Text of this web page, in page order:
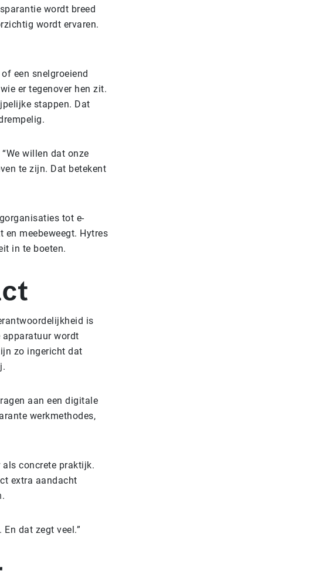
wordt breed
wordt ervaren.
een snelgroeiend
er tegenover hen zit.
stappen. Dat
willen dat onze
te zijn. Dat betekent
tot e-
en meebeweegt. Hytres
in te boeten.
is
apparatuur wordt
zo ingericht dat
aan een digitale
werkmethodes,
concrete praktijk.
extra aandacht
dat zegt veel.”